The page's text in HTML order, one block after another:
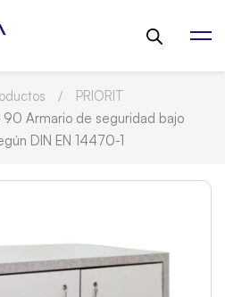
PRIORIT
90 Armario de seguridad bajo
DIN EN 14470-1